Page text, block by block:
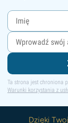
Ta strona jest chroniona
Warunki korzystania z
Dzięki